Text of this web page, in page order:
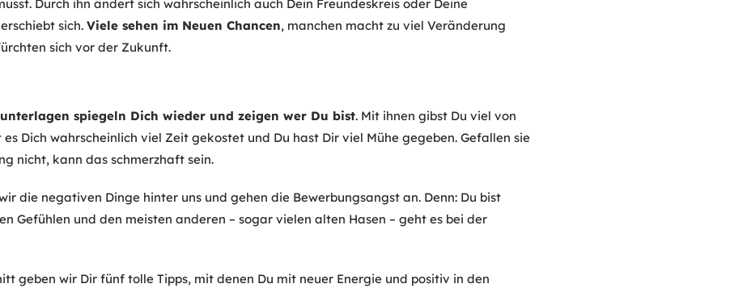
Durch ihn ändert sich wahrscheinlich auch Dein Freundeskreis oder Deine
sich.Viele sehen im Neuen Chancen, manchen macht zu viel Veränderung
sich vor der Zukunft.
spiegeln Dich wieder und zeigen wer Du bist. Mit ihnen gibst Du viel von
es Dich wahrscheinlich viel Zeit gekostet und Du hast Dir viel Mühe gegeben. Gefallen sie
nicht, kann das schmerzhaft sein.
die negativen Dinge hinter uns und gehen die Bewerbungsangst an. Denn: Du bist
Gefühlen und den meisten anderen – sogar vielen alten Hasen – geht es bei der
geben wir Dir fünf tolle Tipps, mit denen Du mit neuer Energie und positiv in den